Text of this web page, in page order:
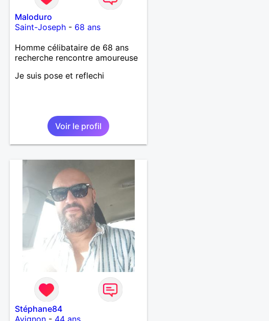
Maloduro
Saint-Joseph - 68 ans
Homme célibataire de 68 ans
recherche rencontre amoureuse
Je suis pose et reflechi
Voir le profil
Stéphane84
Avignon - 44 ans